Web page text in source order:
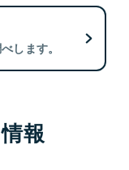
します。
報